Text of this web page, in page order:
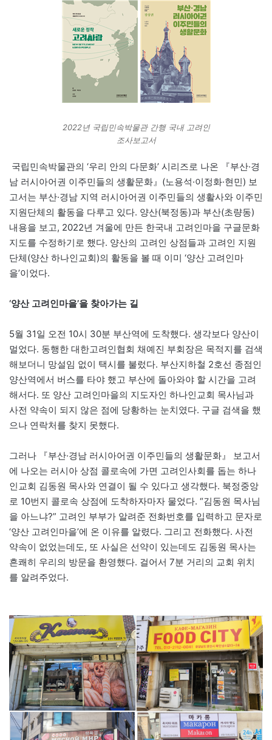
2022년 국립민속박물관 간행 국내 고려인
조사보고서
국립민속박물관의 ‘우리 안의 다문화’ 시리즈로 나온 『부산·경
남 러시아어권 이주민들의 생활문화』(노용석·이정화·현민) 보
고서는 부산·경남 지역 러시아어권 이주민들의 생활사와 이주민
지원단체의 활동을 다루고 있다. 양산(북정동)과 부산(초량동)
내용을 보고, 2022년 겨울에 만든 한국내 고려인마을 구글문화
지도를 수정하기로 했다. 양산의 고려인 상점들과 고려인 지원
단체(양산 하나인교회)의 활동을 볼 때 이미 ‘양산 고려인마
을’이었다.
‘양산 고려인마을’을 찾아가는 길
5월 31일 오전 10시 30분 부산역에 도착했다. 생각보다 양산이
멀었다. 동행한 대한고려인협회 채예진 부회장은 목적지를 검색
해보더니 망설임 없이 택시를 불렀다. 부산지하철 2호선 종점인
양산역에서 버스를 타야 했고 부산에 돌아와야 할 시간을 고려
해서다. 또 양산 고려인마을의 지도자인 하나인교회 목사님과
사전 약속이 되지 않은 점에 당황하는 눈치였다. 구글 검색을 했
으나 연락처를 찾지 못했다.
그러나 『부산·경남 러시아어권 이주민들의 생활문화』 보고서
에 나오는 러시아 상점 콜로속에 가면 고려인사회를 돕는 하나
인교회 김동원 목사와 연결이 될 수 있다고 생각했다. 북정중앙
로 10번지 콜로속 상점에 도착하자마자 물었다. “김동원 목사님
을 아느냐?” 고려인 부부가 알려준 전화번호를 입력하고 문자로
‘양산 고려인마을’에 온 이유를 알렸다. 그리고 전화했다. 사전
약속이 없었는데도, 또 사실은 선약이 있는데도 김동원 목사는
흔쾌히 우리의 방문을 환영했다. 걸어서 7분 거리의 교회 위치
를 알려주었다.